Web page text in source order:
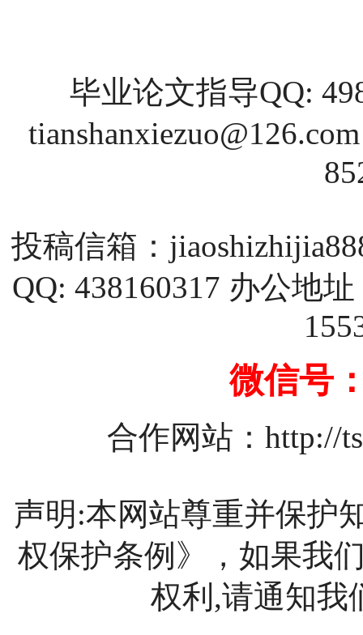
毕业论文指导QQ:
tianshanxiezuo@126.com
投稿信箱：
QQ: 438160317 办公地
微信号
合作网站： http://
声明:本网站尊重并保护
权保护条例》，如果我
权利,请通知我